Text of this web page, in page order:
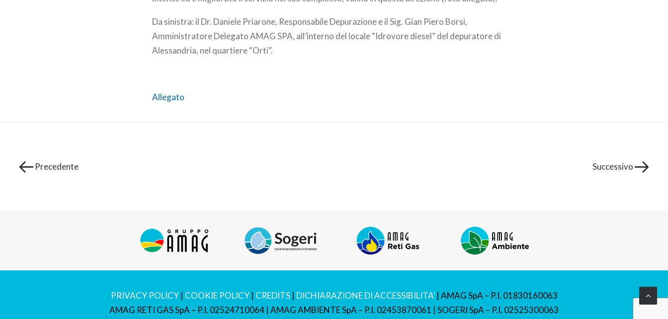
Da sinistra: il Dr. Daniele Priarone, Responsabile Depurazione e il Sig. Gian Piero Borsi,
Amministratore Delegato AMAG SPA, all’interno del locale “Idrovore diesel” del depuratore di
Alessandria, nel quartiere “Orti”.
Allegato
Precedente Successivo
PRIVACY POLICY| COOKIE POLICY| CREDITS| DICHIARAZIONE DI ACCESSIBILITA’| AMAG SpA – P.I. 01830160063
AMAG RETI GAS SpA – P.I. 02524710064 | AMAG AMBIENTE SpA – P.I. 02453870061 | SOGERI SpA – P.I. 02525300063